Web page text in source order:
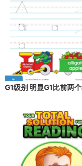
G1级别 明显G1比前两